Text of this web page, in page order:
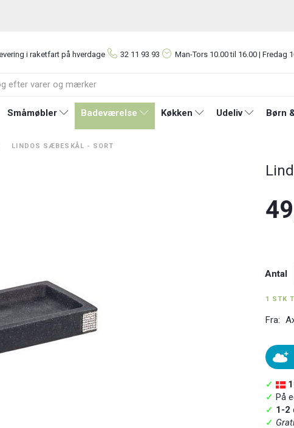
i raketfart på hverdage 32 11 93 93 Man-Tors 10.00 til 16.00 | Fredag
Småmøbler Badeværelse Køkken Udeliv Børn
LINDOS SÆBESKÅL - SORT
Antal
1 STK
Fra:
✓
✓ På
✓ 1-2
✓